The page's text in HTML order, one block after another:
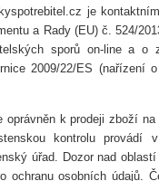
je
a Rady (EU) č. 524/
sporů on-line a o
2009/22/ES (nařízení
oprávněn k prodeji zboží
kontrolu provádí
úřad. Dozor nad
ochranu osobních údajů.